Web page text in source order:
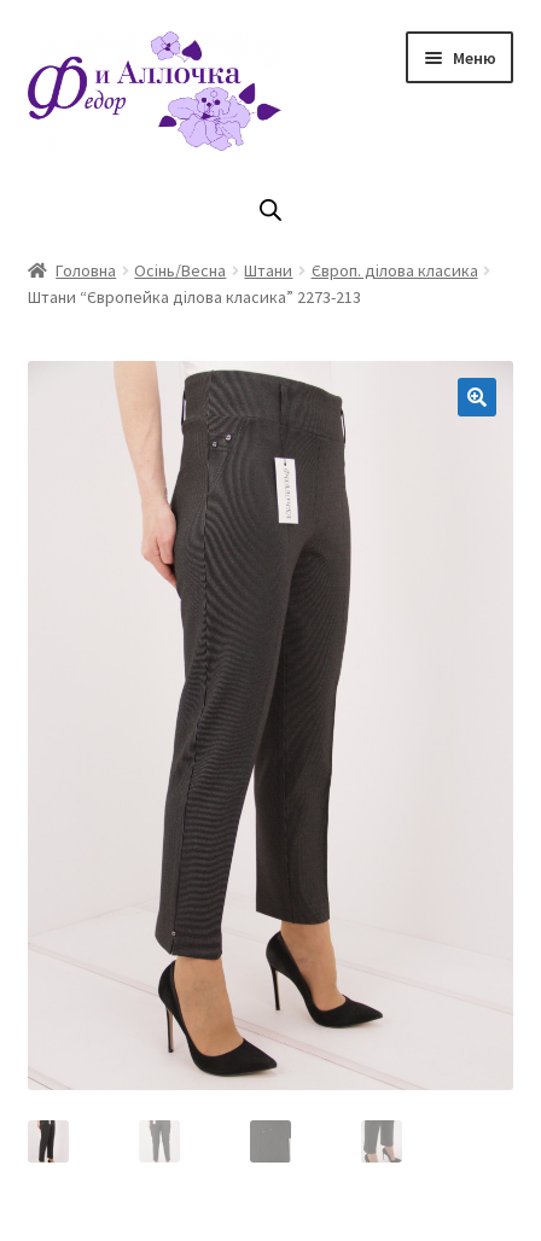
до
навігації
до
контенту
Меню
Магазин
Оплата та доставка
Головна Осінь/Весна Штани
Європ. ділова класика
Штани “Європейка ділова класика” 2273-213